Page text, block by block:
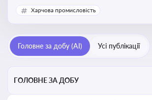
оподаткування алкогольної продукції, про
ліцензування та правові ризики
Харчова промисловість
Головне за добу (AI) Усі публікації
ГОЛОВНЕ ЗА ДОБУ